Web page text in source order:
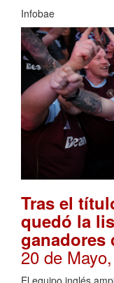
Infobae
Tras el
quedó la
ganadores
20 de
El equipo inglés